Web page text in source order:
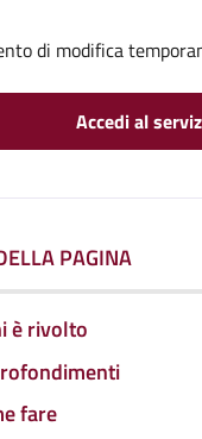
di modifica
Accedi al
PAGINA
è rivolto
fare